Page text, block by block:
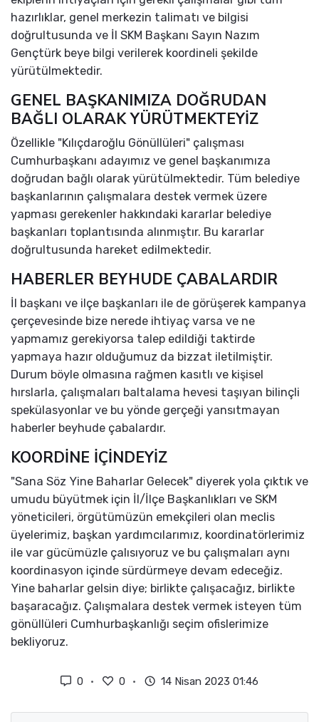
hazırlıklar, genel merkezin talimatı ve bilgisi
doğrultusunda ve İl SKM Başkanı Sayın Nazım
Gençtürk beye bilgi verilerek koordineli şekilde
yürütülmektedir.
GENEL BAŞKANIMIZA DOĞRUDAN
BAĞLI OLARAK YÜRÜTMEKTEYİZ
Özellikle "Kılıçdaroğlu Gönüllüleri" çalışması
Cumhurbaşkanı adayımız ve genel başkanımıza
doğrudan bağlı olarak yürütülmektedir. Tüm belediye
başkanlarının çalışmalara destek vermek üzere
yapması gerekenler hakkındaki kararlar belediye
başkanları toplantısında alınmıştır. Bu kararlar
doğrultusunda hareket edilmektedir.
HABERLER BEYHUDE ÇABALARDIR
İl başkanı ve ilçe başkanları ile de görüşerek kampanya
çerçevesinde bize nerede ihtiyaç varsa ve ne
yapmamız gerekiyorsa talep edildiği taktirde
yapmaya hazır olduğumuz da bizzat iletilmiştir.
Durum böyle olmasına rağmen kasıtlı ve kişisel
hırslarla, çalışmaları baltalama hevesi taşıyan bilinçli
spekülasyonlar ve bu yönde gerçeği yansıtmayan
haberler beyhude çabalardır.
KOORDİNE İÇİNDEYİZ
"Sana Söz Yine Baharlar Gelecek" diyerek yola çıktık ve
umudu büyütmek için İl/İlçe Başkanlıkları ve SKM
yöneticileri, örgütümüzün emekçileri olan meclis
üyelerimiz, başkan yardımcılarımız, koordinatörlerimiz
ile var gücümüzle çalısıyoruz ve bu çalışmaları aynı
koordinasyon içinde sürdürmeye devam edeceğiz.
Yine baharlar gelsin diye; birlikte çalışacağız, birlikte
başaracağız. Çalışmalara destek vermek isteyen tüm
gönüllüleri Cumhurbaşkanlığı seçim ofislerimize
bekliyoruz.
0 0 14 Nisan 2023 01:46